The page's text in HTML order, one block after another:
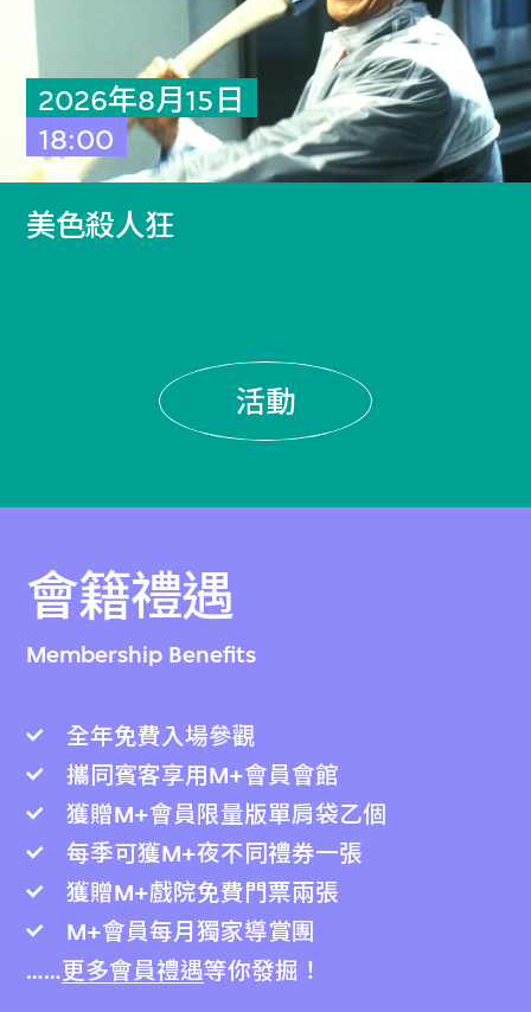
2026年8月15日
18:00
美色殺人狂
活動
會籍禮遇
Membership Benefits
全年免費入場參觀
攜同賓客享用M+會員會館
獲贈M+會員限量版單肩袋乙個
每季可獲M+夜不同禮券一張
獲贈M+戲院免費門票兩張
M+會員每月獨家導賞團
……更多會員禮遇等你發掘！